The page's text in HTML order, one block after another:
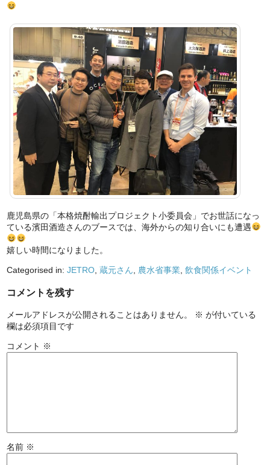
鹿児島県の「本格焼酎輸出プロジェクト小委員会」でお世話になっ
ている濱田酒造さんのブースでは、海外からの知り合いにも遭遇
嬉しい時間になりました。
Categorised in:JETRO ,蔵元さん 農水省事業 ,飲食関係イベント
コメントを残す
メールアドレスが公開されることはありません。 ※ が付いている
欄は必須項目です
コメント ※
名前 ※